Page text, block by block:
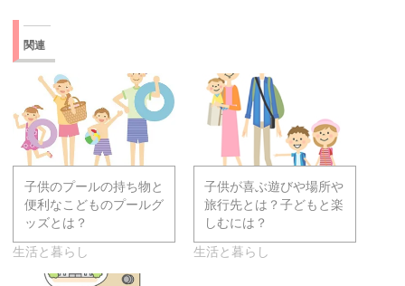
関連
子供のプールの持ち物と
便利なこどものプールグ
ッズとは？
生活と暮らし
子供が喜ぶ遊びや場所や
旅行先とは？子どもと楽
しむには？
生活と暮らし